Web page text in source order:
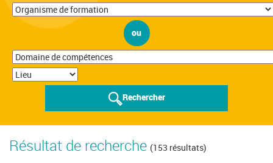
ou
Rechercher
Résultat de recherche (153 résultats)